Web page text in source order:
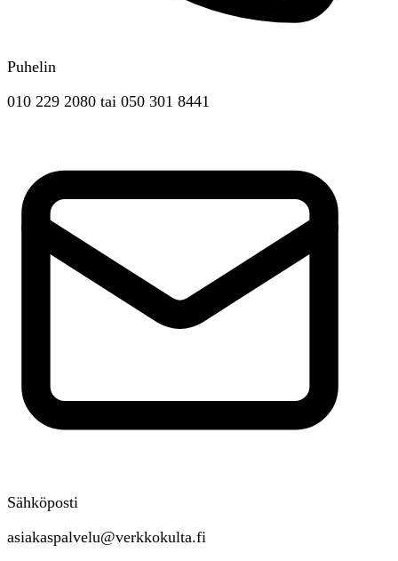
Puhelin
010 229 2080 tai 050 301 8441
Sähköposti
asiakaspalvelu@verkkokulta.fi